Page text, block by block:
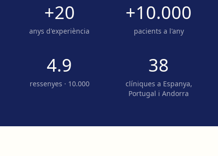
+20
anys d'experiència
+10.000
pacients a l'any
4.9
ressenyes · 10.000
38
clíniques a Espanya,
Portugal i Andorra